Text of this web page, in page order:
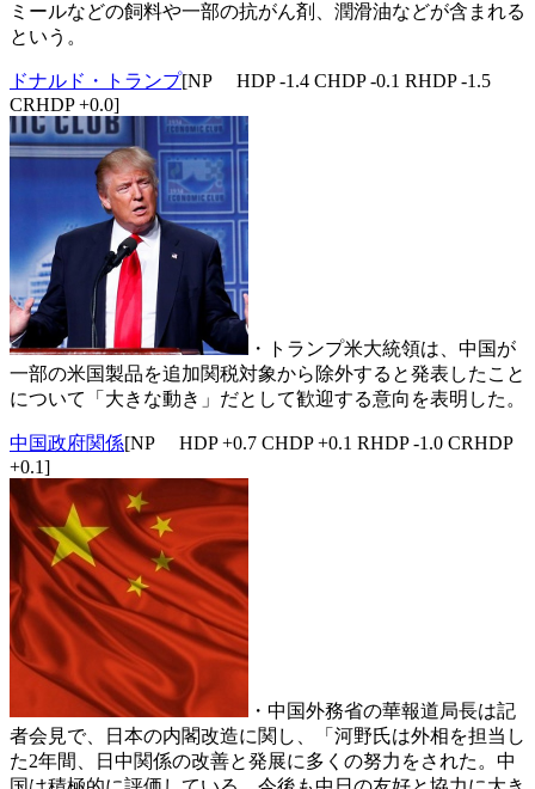
ミールなどの飼料や一部の抗がん剤、潤滑油などが含まれる
という。
ドナルド・トランプ[NP HDP -1.4 CHDP -0.1 RHDP -1.5
CRHDP +0.0]
・トランプ米大統領は、中国が
一部の米国製品を追加関税対象から除外すると発表したこと
について「大きな動き」だとして歓迎する意向を表明した。
中国政府関係[NP HDP +0.7 CHDP +0.1 RHDP -1.0 CRHDP
+0.1]
・中国外務省の華報道局長は記
者会見で、日本の内閣改造に関し、「河野氏は外相を担当し
た2年間、日中関係の改善と発展に多くの努力をされた。中